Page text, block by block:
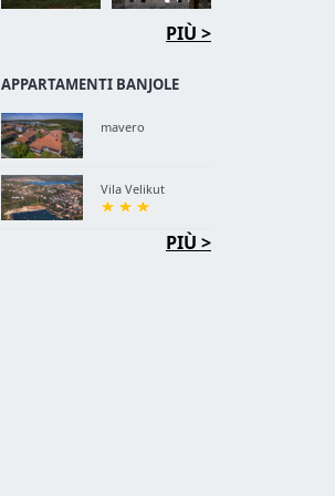
PIÙ >
APPARTAMENTI BANJOLE
mavero
Vila Velikut
PIÙ >